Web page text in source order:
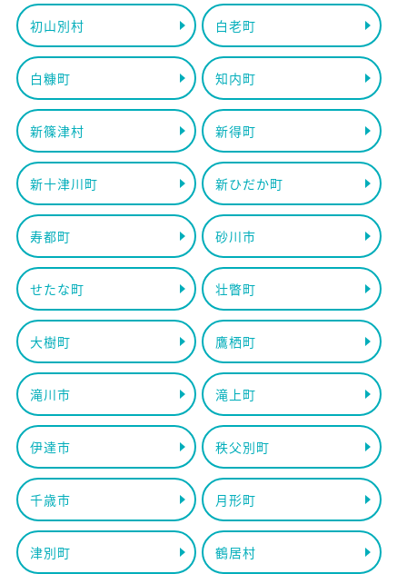
初山別村 白老町
白糠町 知内町
新篠津村 新得町
新十津川町 新ひだか町
寿都町 砂川市
せたな町 壮瞥町
大樹町 鷹栖町
滝川市 滝上町
伊達市 秩父別町
千歳市 月形町
津別町 鶴居村